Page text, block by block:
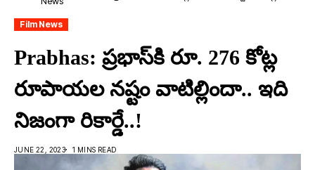
Film News
Prabhas: ప్ర‌భాస్‌కి రూ. 276 కోట్ల
రూపాయల నష్టం వాటిల్లిందా.. ఇది
నిజంగా రికార్డే..!
JUNE 22, 2023 1 MINS READ